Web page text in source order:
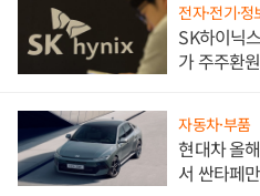
전자·전기·정
SK하이닉
가 주주환
자동차·부품
현대차 올
서 싼타페